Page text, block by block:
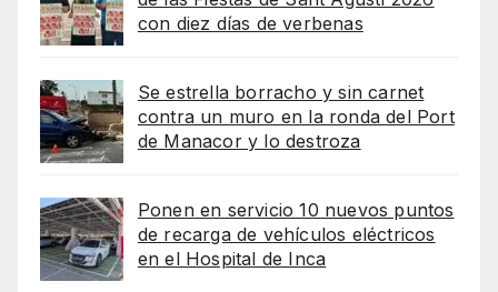
con diez días de verbenas
Se estrella borracho y sin carnet
contra un muro en la ronda del Port
de Manacor y lo destroza
Ponen en servicio 10 nuevos puntos
de recarga de vehículos eléctricos
en el Hospital de Inca